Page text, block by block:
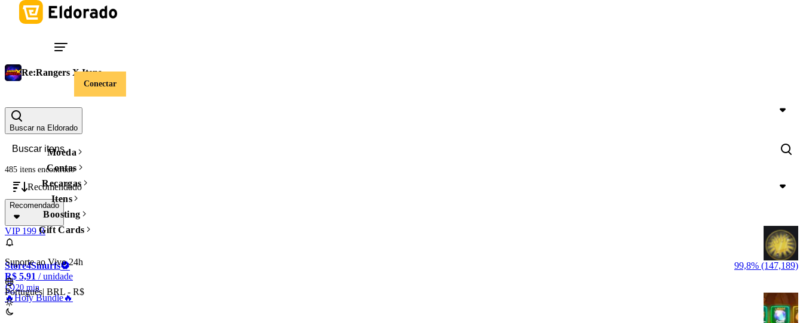
Conectar
Buscar na Eldorado
Moeda
Contas
Recargas
Itens
Boosting
Gift Cards
Suporte ao Vivo 24h
Português| BRL - R$
Re:Rangers X Itens
Valor
Limpar filtros
485 itens encontrado
Recomendado
Recomendado
VIP 199 R
Store4Smurfs
99,8% (147,189)
R$ 5,91 / unidade
20 min
🔥Holy Bundle🔥